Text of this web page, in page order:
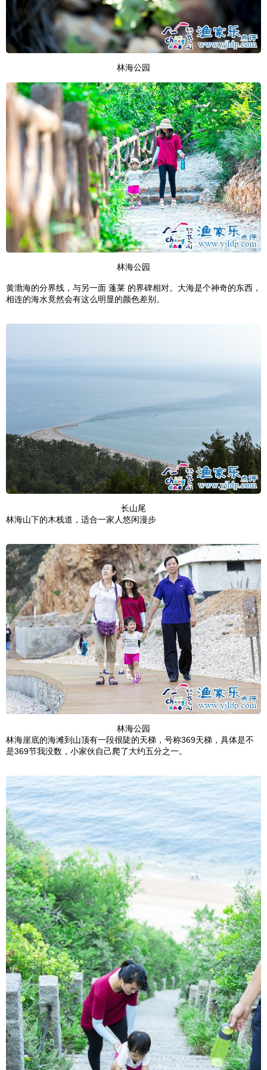
林海公园
林海公园
黄渤海的分界线，与另一面 蓬莱 的界碑相对。大海是个神奇的东西，
相连的海水竟然会有这么明显的颜色差别。
长山尾
林海山下的木栈道，适合一家人悠闲漫步
林海公园
林海崖底的海滩到山顶有一段很陡的天梯，号称369天梯，具体是不
是369节我没数，小家伙自己爬了大约五分之一。